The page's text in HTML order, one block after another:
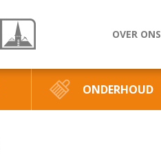
OVER ONS
ONDERHOUD